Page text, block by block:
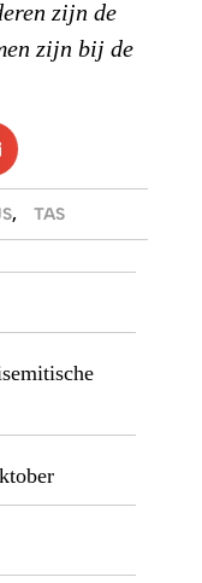
zijn de
zijn bij de
, TAS